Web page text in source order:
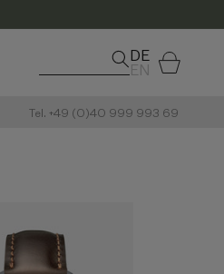
DE
ENWarenkorb
Tel. +49 (0)40 999 993 69